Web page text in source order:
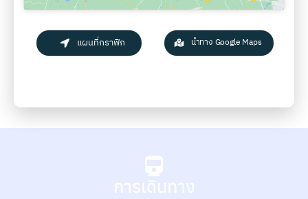
แผนที่กราฟิก นำทาง Google Maps
การเดินทาง